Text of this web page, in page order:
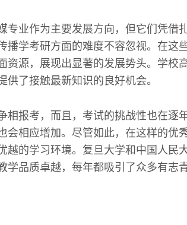
专业作为主要发展方向，但它们凭借
播学考研方面的难度不容忽视。在这
资源，展现出显著的发展势头。学校
了接触最新知识的良好机会。
相报考，而且，考试的挑战性也在逐
会相应增加。尽管如此，在这样的优
越的学习环境。复旦大学和中国人民
学品质卓越，每年都吸引了众多有志